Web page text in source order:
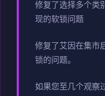
修复了选择多个类
现的软锁问题
修复了艾因在集市
锁的问题。
如果您至几个观察